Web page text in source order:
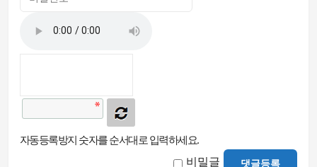
자동등록방지 숫자를 순서대로 입력하세요.
비밀글 댓글등록